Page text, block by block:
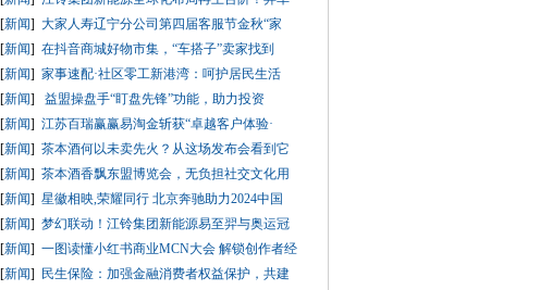
[新闻] 大家人寿辽宁分公司第四届客服节金秋“家
[新闻] 在抖音商城好物市集，“车搭子”卖家找到
[新闻] 家事速配·社区零工新港湾：呵护居民生活
[新闻]
益盟操盘手“盯盘先锋”功能，助力投资
[新闻] 江苏百瑞赢赢易淘金斩获“卓越客户体验·
[新闻] 茶本酒何以未卖先火？从这场发布会看到它
[新闻] 茶本酒香飘东盟博览会，无负担社交文化用
[新闻] 星徽相映,荣耀同行 北京奔驰助力2024中国
[新闻] 梦幻联动！江铃集团新能源易至羿与奥运冠
[新闻] 一图读懂小红书商业MCN大会 解锁创作者经
[新闻]
民生保险：加强金融消费者权益保护，共建